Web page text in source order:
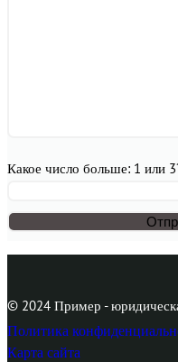
Какое число больше: 1 или
© 2024 Пример -
Политика
Карта сайта